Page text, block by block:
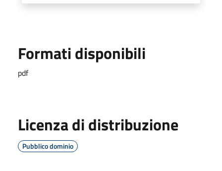
Formati disponibili
pdf
Licenza di distribuzione
Pubblico dominio